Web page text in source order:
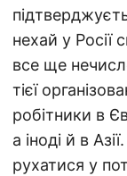
нехай у Росії
все ще
тієї
робітники в
а іноді й в
рухатися у